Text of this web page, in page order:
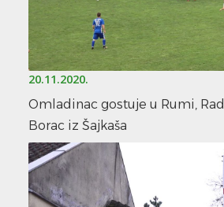
20.11.2020.
Omladinac gostuje u Rumi,
Borac iz Šajkaša